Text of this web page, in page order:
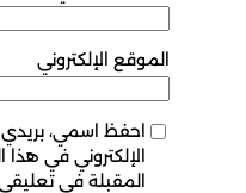
الموقع الإلكتروني
احفظ اسمي، بريدي
الإلكتروني في
المقبلة في